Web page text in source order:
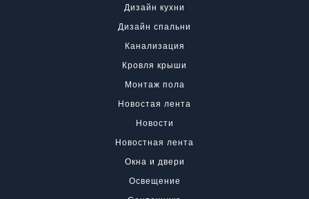
Дизайн кухни
Дизайн спальни
Канализация
Кровля крыши
Монтаж пола
Новостая лента
Новости
Новостная лента
Окна и двери
Освещение